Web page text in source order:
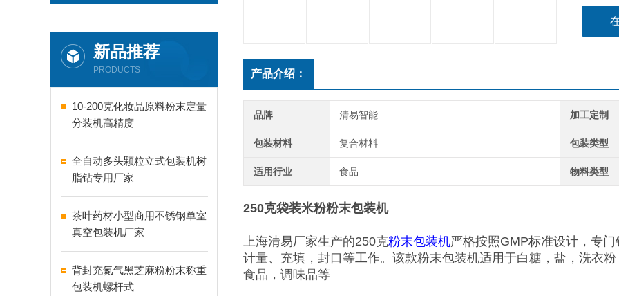
新品推荐
PRODUCTS
10-200克化妆品原料粉末定量
分装机高精度
全自动多头颗粒立式包装机树
脂钻专用厂家
茶叶药材小型商用不锈钢单室
真空包装机厂家
背封充氮气黑芝麻粉粉末称重
包装机螺杆式
产品介绍：
品牌 清易智能 加工定制
包装材料 复合材料 包装类型
适用行业 食品 物料类型
250克袋装米粉粉末包装机
上海清易厂家生产的250克粉末包装机严格按照GMP标准设计，专
计量、充填，封口等工作。该款粉末包装机适用于白糖，盐，洗衣
食品，调味品等